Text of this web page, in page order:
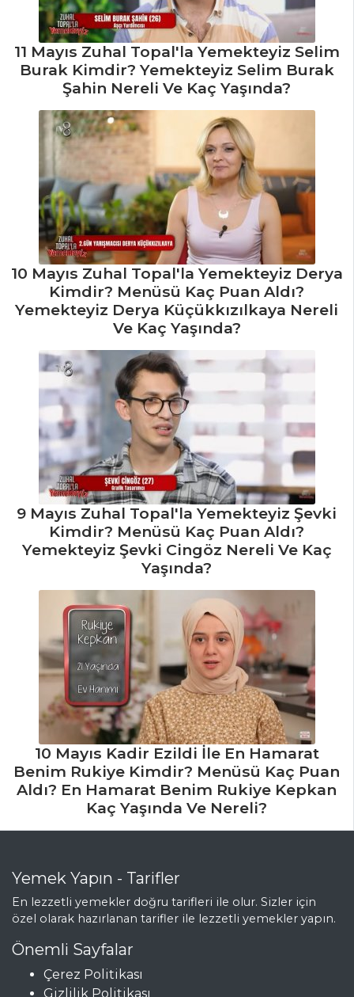
11 Mayıs Zuhal Topal'la Yemekteyiz Selim
Burak Kimdir? Yemekteyiz Selim Burak
Şahin Nereli Ve Kaç Yaşında?
10 Mayıs Zuhal Topal'la Yemekteyiz Derya
Kimdir? Menüsü Kaç Puan Aldı?
Yemekteyiz Derya Küçükkızılkaya Nereli
Ve Kaç Yaşında?
9 Mayıs Zuhal Topal'la Yemekteyiz Şevki
Kimdir? Menüsü Kaç Puan Aldı?
Yemekteyiz Şevki Cingöz Nereli Ve Kaç
Yaşında?
10 Mayıs Kadir Ezildi İle En Hamarat
Benim Rukiye Kimdir? Menüsü Kaç Puan
Aldı? En Hamarat Benim Rukiye Kepkan
Kaç Yaşında Ve Nereli?
Yemek Yapın - Tarifler
En lezzetli yemekler doğru tarifleri ile olur. Sizler için
özel olarak hazırlanan tarifler ile lezzetli yemekler yapın.
Önemli Sayfalar
Çerez Politikası
Gizlilik Politikası